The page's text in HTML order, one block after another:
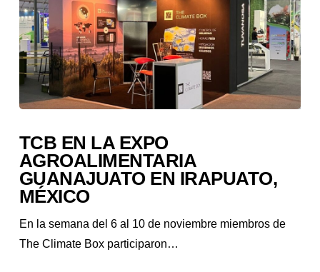
TCB EN LA EXPO
AGROALIMENTARIA
GUANAJUATO EN IRAPUATO,
MÉXICO
En la semana del 6 al 10 de noviembre miembros de
The Climate Box participaron…